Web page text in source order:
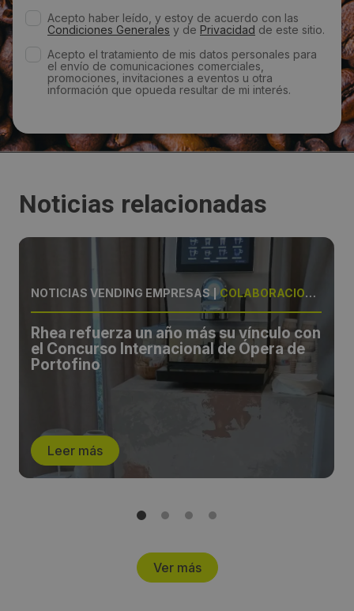
Acepto haber leído, y estoy de acuerdo con las
Condiciones Generales y de Privacidad de este sitio.
Acepto el tratamiento de mis datos personales para
el envío de comunicaciones comerciales,
promociones, invitaciones a eventos u otra
información que opueda resultar de mi interés.
Noticias relacionadas
NOTICIAS VENDING EMPRESAS|COLABORACIÓN, PREMIO
Rhea refuerza un año más su vínculo con
el Concurso Internacional de Ópera de
Portofino
Leer más
Ver más